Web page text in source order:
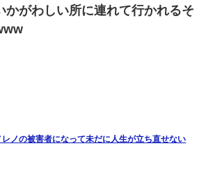
かがわしい所に連れて行かれるそ
ノの被害者になって未だに人生が立ち直せない